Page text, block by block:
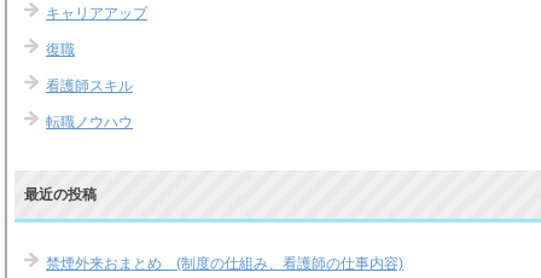
キャリアアップ
復職
看護師スキル
転職ノウハウ
最近の投稿
禁煙外来おまとめ (制度の仕組み、看護師の仕事内容)